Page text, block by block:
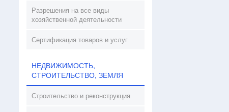
Разрешения на все виды
хозяйственной деятельности
Сертификация товаров и услуг
НЕДВИЖИМОСТЬ,
СТРОИТЕЛЬСТВО, ЗЕМЛЯ
Строительство и реконструкция